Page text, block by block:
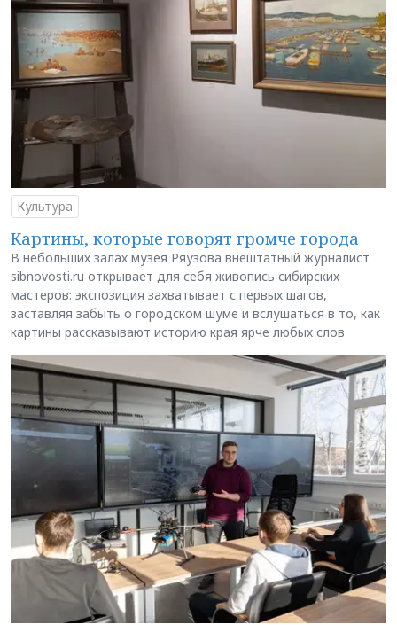
Культура
Картины, которые говорят громче города
В небольших залах музея Ряузова внештатный журналист
sibnovosti.ru открывает для себя живопись сибирских
мастеров: экспозиция захватывает с первых шагов,
заставляя забыть о городском шуме и вслушаться в то, как
картины рассказывают историю края ярче любых слов